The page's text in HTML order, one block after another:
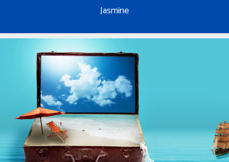
Jasmine